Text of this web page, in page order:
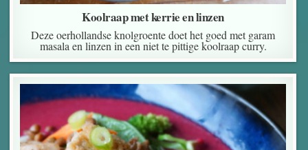
Koolraap met kerrie en linzen
Deze oerhollandse knolgroente doet het goed met garam
masala en linzen in een niet te pittige koolraap curry.